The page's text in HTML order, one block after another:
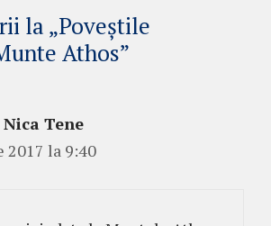
la „Poveștile
Athos”
Tene
2017 la 9:40